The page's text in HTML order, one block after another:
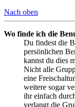
Nach oben
Wo finde ich die
Du findest die
persönlichen
kannst du dies
Nicht alle
eine
weitere sogar
ihr einfach
verlangt die